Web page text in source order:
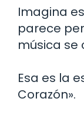
Imagina
parece
música se
Esa es la
Corazón».